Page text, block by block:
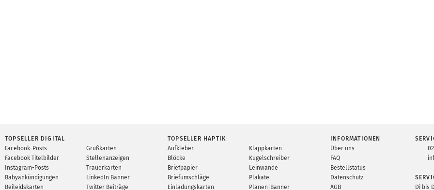
TOPSELLER DIGITAL
Facebook-Posts
Facebook Titelbilder
Instagram-Posts
Babyankündigungen
Beileidskarten
Grußkarten
Stellenanzeigen
Trauerkarten
LinkedIn Banner
Twitter Beiträge
TOPSELLER HAPTIK
Aufkleber
Blöcke
Briefpapier
Briefumschläge
Einladungskarten
Klappkarten
Kugelschreiber
Leinwände
Plakate
Planen|Banner
INFORMATIONEN
Über uns
FAQ
Bestellstatus
Datenschutz
AGB
Di bis